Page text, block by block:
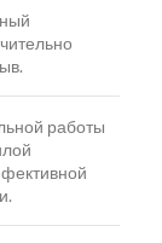
работы